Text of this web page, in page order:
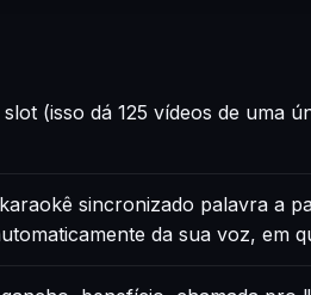
(isso dá 125 vídeos de uma
sincronizado palavra a
da sua voz, em